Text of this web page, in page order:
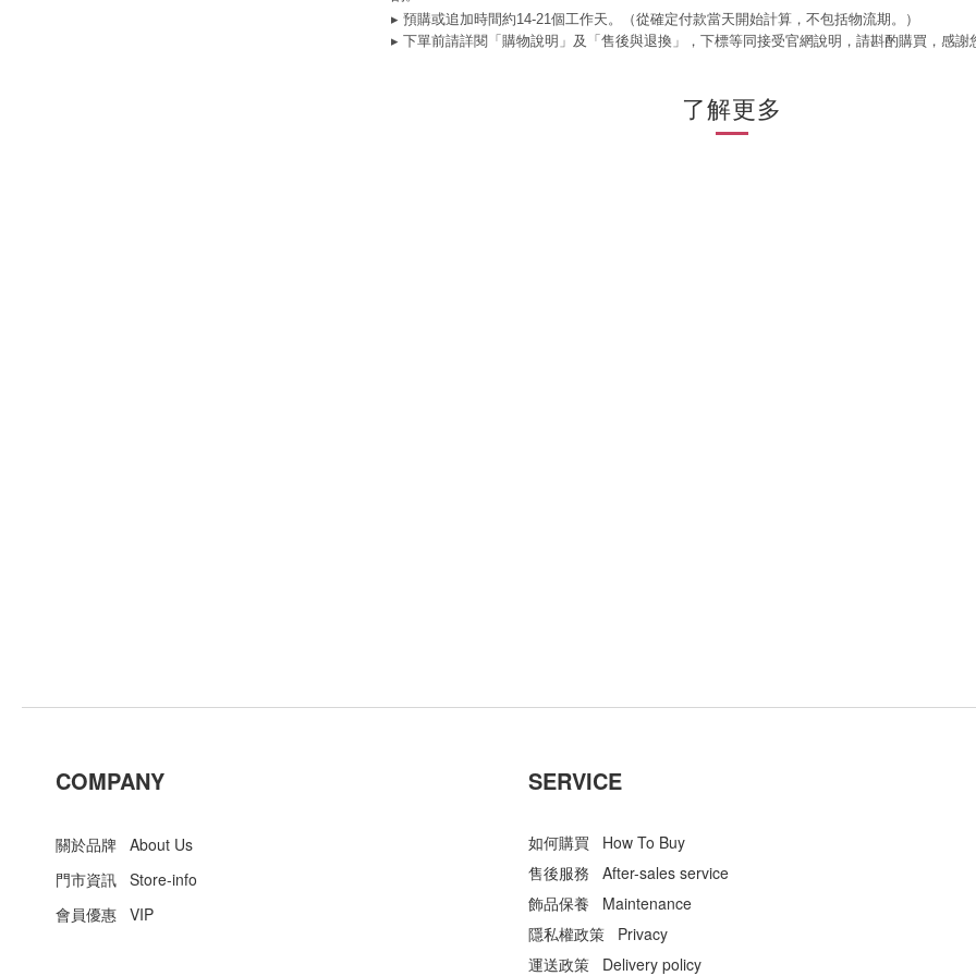
▸ 預購或追加時間約14-21個工作天。（從確定付款當天開始計算，不包括物流期。）
▸ 下單前請詳閱「購物說明」及「售後與退換」，下標等同接受官網說明，請斟酌購買，感謝
了解更多
COMPANY
關於品牌 About Us
門市資訊 Store-info
會員優惠 VIP
SERVICE
如何購買 How To Buy
售後服務 After-sales service
飾品保養 Maintenance
隱私權政策 Privacy
運送政策 Delivery policy